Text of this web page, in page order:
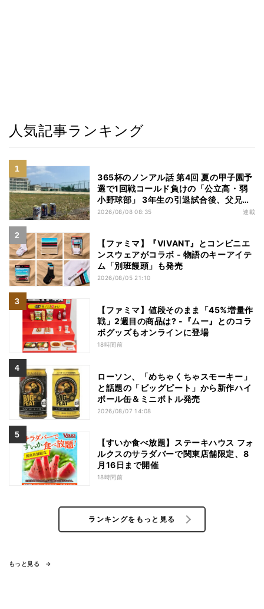
人気記事ランキング
365杯のノンアル話 第4回 夏の甲子園予
選で1回戦コールド負けの「公立高・弱
小野球部」 3年生の引退試合後、父兄
が“現場”で取り出したのは……
2026/08/08 08:35 連載
【ファミマ】『VIVANT』とコンビニエ
ンスウェアがコラボ - 物語のキーアイテ
ム「別班饅頭」も発売
2026/08/05 21:10
【ファミマ】値段そのまま「45%増量作
戦」2週目の商品は? -『ムー』とのコラ
ボグッズもオンラインに登場
18時間前
ローソン、「めちゃくちゃスモーキー」
と話題の「ビッグピート」から新作ハイ
ボール缶＆ミニボトル発売
2026/08/07 14:08
【すいか食べ放題】ステーキハウス フォ
ルクスのサラダバーで関東店舗限定、8
月16日まで開催
18時間前
ランキングをもっと見る
もっと見る